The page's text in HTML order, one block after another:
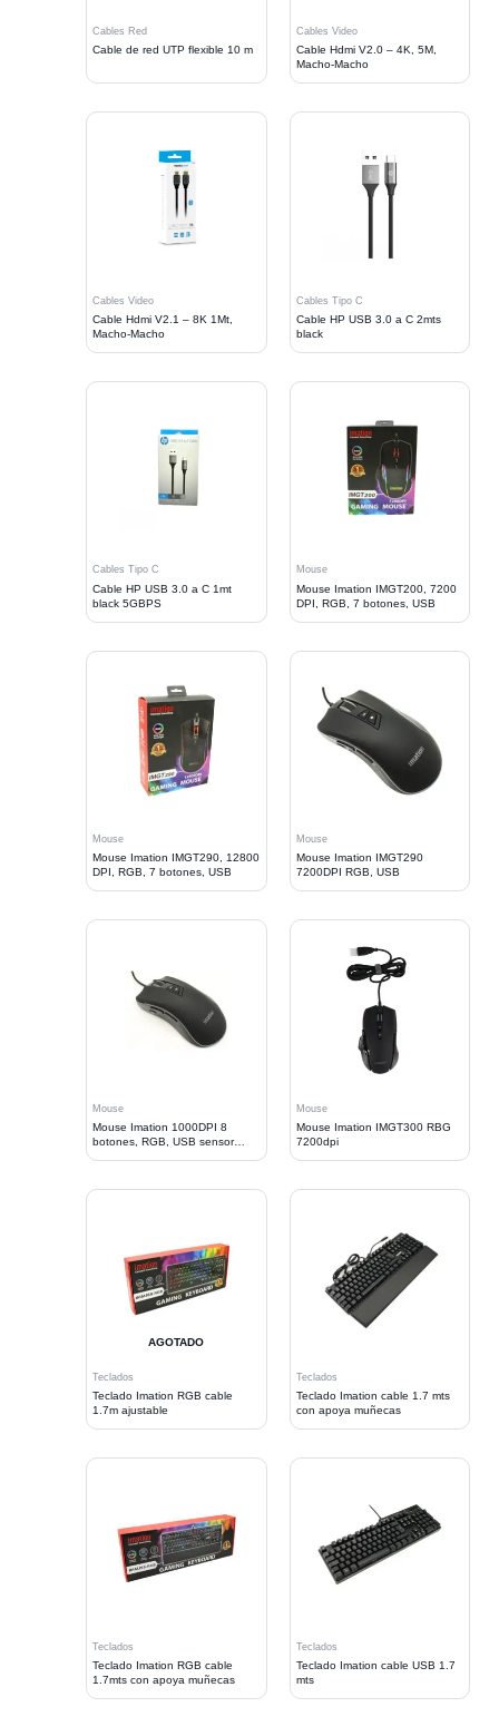
Cables Red
Cable de red UTP flexible 10 m
Cables Video
Cable Hdmi V2.0 – 4K, 5M,
Macho-Macho
Cables Video
Cable Hdmi V2.1 – 8K 1Mt,
Macho-Macho
Cables Tipo C
Cable HP USB 3.0 a C 2mts
black
Cables Tipo C
Cable HP USB 3.0 a C 1mt
black 5GBPS
Mouse
Mouse Imation IMGT200, 7200
DPI, RGB, 7 botones, USB
Mouse
Mouse Imation IMGT290, 12800
DPI, RGB, 7 botones, USB
Mouse
Mouse Imation IMGT290
7200DPI RGB, USB
Mouse
Mouse Imation 1000DPI 8
botones, RGB, USB sensor
Mouse
Mouse Imation IMGT300 RBG
7200dpi
AGOTADO
Teclados
Teclado Imation RGB cable
1.7m ajustable
Teclados
Teclado Imation cable 1.7 mts
con apoya muñecas
Teclados
Teclado Imation RGB cable
1.7mts con apoya muñecas
Teclados
Teclado Imation cable USB 1.7
mts